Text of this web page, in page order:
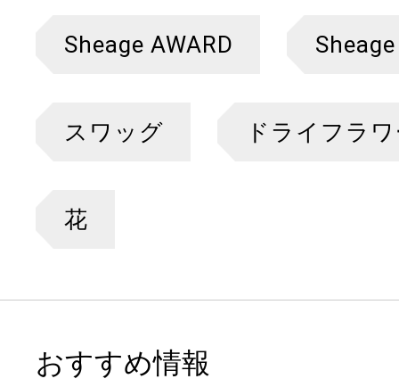
Sheage AWARD
スワッグ ドライフラ
花
おすすめ情報